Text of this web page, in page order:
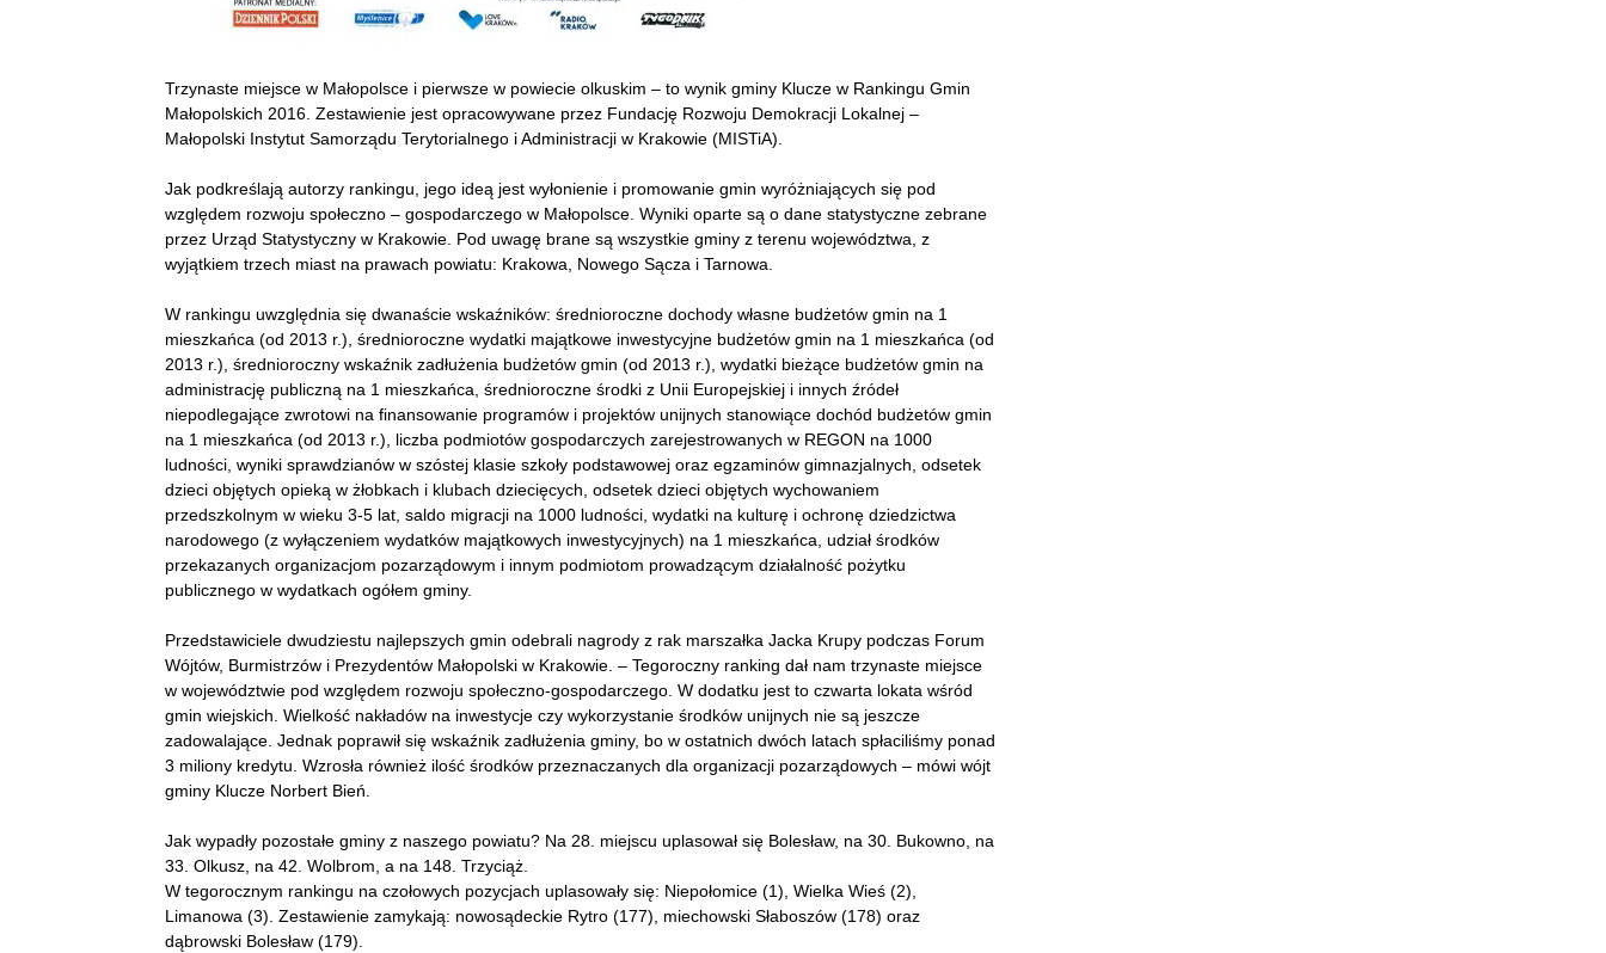
Trzynaste miejsce w Małopolsce i pierwsze w powiecie olkuskim – to wynik gminy Klucze w Rankingu Gmin
Małopolskich 2016. Zestawienie jest opracowywane przez Fundację Rozwoju Demokracji Lokalnej –
Małopolski Instytut Samorządu Terytorialnego i Administracji w Krakowie (MISTiA).
Jak podkreślają autorzy rankingu, jego ideą jest wyłonienie i promowanie gmin wyróżniających się pod
względem rozwoju społeczno – gospodarczego w Małopolsce. Wyniki oparte są o dane statystyczne zebrane
przez Urząd Statystyczny w Krakowie. Pod uwagę brane są wszystkie gminy z terenu województwa, z
wyjątkiem trzech miast na prawach powiatu: Krakowa, Nowego Sącza i Tarnowa.
W rankingu uwzględnia się dwanaście wskaźników: średnioroczne dochody własne budżetów gmin na 1
mieszkańca (od 2013 r.), średnioroczne wydatki majątkowe inwestycyjne budżetów gmin na 1 mieszkańca (od
2013 r.), średnioroczny wskaźnik zadłużenia budżetów gmin (od 2013 r.), wydatki bieżące budżetów gmin na
administrację publiczną na 1 mieszkańca, średnioroczne środki z Unii Europejskiej i innych źródeł
niepodlegające zwrotowi na finansowanie programów i projektów unijnych stanowiące dochód budżetów gmin
na 1 mieszkańca (od 2013 r.), liczba podmiotów gospodarczych zarejestrowanych w REGON na 1000
ludności, wyniki sprawdzianów w szóstej klasie szkoły podstawowej oraz egzaminów gimnazjalnych, odsetek
dzieci objętych opieką w żłobkach i klubach dziecięcych, odsetek dzieci objętych wychowaniem
przedszkolnym w wieku 3-5 lat, saldo migracji na 1000 ludności, wydatki na kulturę i ochronę dziedzictwa
narodowego (z wyłączeniem wydatków majątkowych inwestycyjnych) na 1 mieszkańca, udział środków
przekazanych organizacjom pozarządowym i innym podmiotom prowadzącym działalność pożytku
publicznego w wydatkach ogółem gminy.
Przedstawiciele dwudziestu najlepszych gmin odebrali nagrody z rak marszałka Jacka Krupy podczas Forum
Wójtów, Burmistrzów i Prezydentów Małopolski w Krakowie. – Tegoroczny ranking dał nam trzynaste miejsce
w województwie pod względem rozwoju społeczno-gospodarczego. W dodatku jest to czwarta lokata wśród
gmin wiejskich. Wielkość nakładów na inwestycje czy wykorzystanie środków unijnych nie są jeszcze
zadowalające. Jednak poprawił się wskaźnik zadłużenia gminy, bo w ostatnich dwóch latach spłaciliśmy ponad
3 miliony kredytu. Wzrosła również ilość środków przeznaczanych dla organizacji pozarządowych – mówi wójt
gminy Klucze Norbert Bień.
Jak wypadły pozostałe gminy z naszego powiatu? Na 28. miejscu uplasował się Bolesław, na 30. Bukowno, na
33. Olkusz, na 42. Wolbrom, a na 148. Trzyciąż.
W tegorocznym rankingu na czołowych pozycjach uplasowały się: Niepołomice (1), Wielka Wieś (2),
Limanowa (3). Zestawienie zamykają: nowosądeckie Rytro (177), miechowski Słaboszów (178) oraz
dąbrowski Bolesław (179).